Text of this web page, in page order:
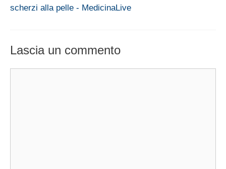
scherzi alla pelle - MedicinaLive
Lascia un commento